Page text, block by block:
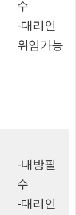
수
-대리인
위임가능
-내방필
수
-대리인